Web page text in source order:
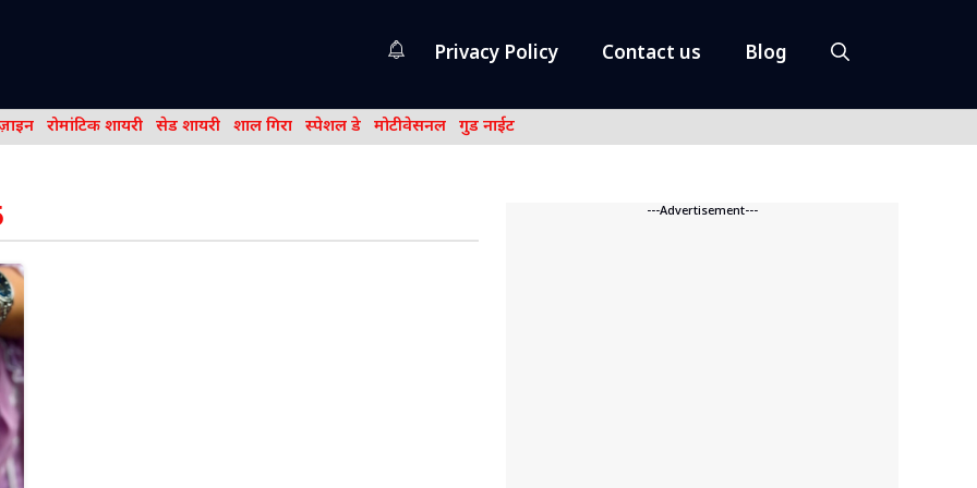
Privacy Policy Contact us Blog
रोमांटिक शायरी सेड शायरी शाल गिरा स्पेशल डे मोटीवेसनल गुड नाईट
---Advertisement---